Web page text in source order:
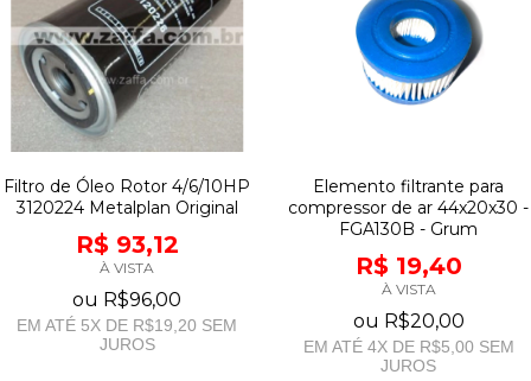
Filtro de Óleo Rotor 4/6/10HP
3120224 Metalplan Original
R$ 93,12
À VISTA
ou R$96,00
EM ATÉ 5X DE R$19,20 SEM
JUROS
Elemento filtrante para
compressor de ar 44x20x30 -
FGA130B - Grum
R$ 19,40
À VISTA
ou R$20,00
EM ATÉ 4X DE R$5,00 SEM
JUROS